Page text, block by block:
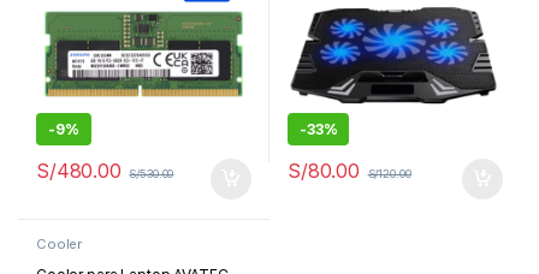
-9%
S/480.00 S/530.00
-33%
S/80.00 S/120.00
Cooler